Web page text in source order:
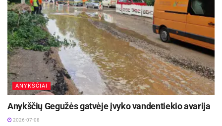
ANYKŠČIAI
Anykščių Gegužės gatvėje įvyko vandentiekio avarija
2026-07-08